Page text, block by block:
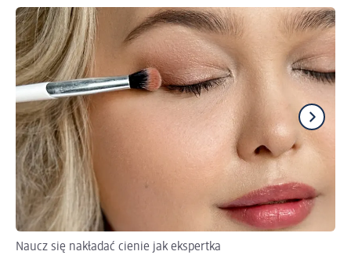
Naucz się nakładać cienie jak ekspertka